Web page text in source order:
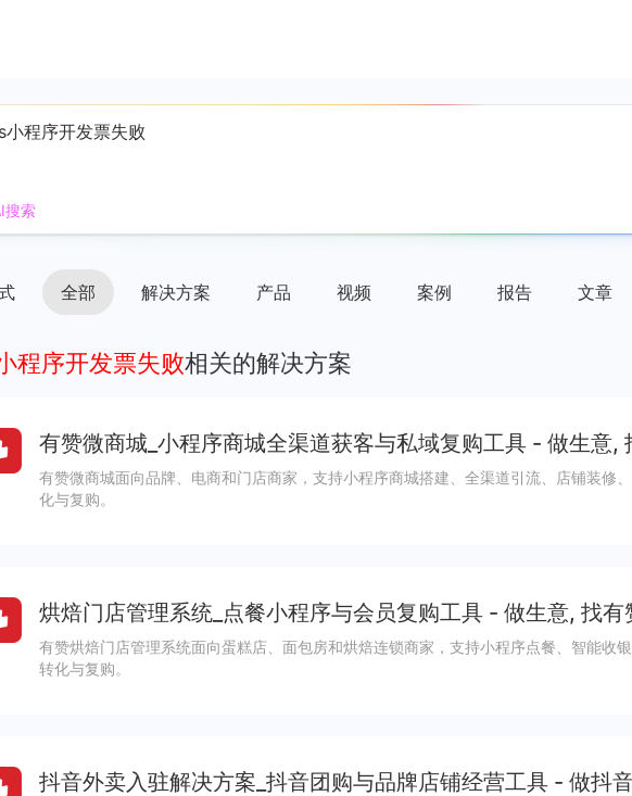
搜索
全部 解决方案 产品 视频 案例 报告 文章
程序开发票失败相关的解决方案
有赞微商城_小程序商城全渠道获客与私域复购工具 - 做生意,
有赞微商城面向品牌、电商和门店商家，支持小程序商城搭建、全渠道引流、店铺装修
化与复购。
烘焙门店管理系统_点餐小程序与会员复购工具 - 做生意, 找有
有赞烘焙门店管理系统面向蛋糕店、面包房和烘焙连锁商家，支持小程序点餐、智能收
转化与复购。
抖音外卖入驻解决方案_抖音团购与品牌店铺经营工具 - 做抖